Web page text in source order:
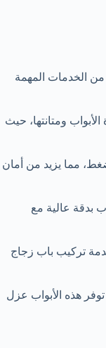
الخدمات المهمة
ومتانتها، حيث
مما يزيد من أمان
بدقة عالية مع
خدمة تركيب باب زجاج
هذه الأبواب عزل